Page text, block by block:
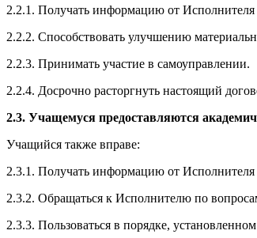
2.2.1. Получать информацию от Исполнителя
2.2.2. Способствовать улучшению
2.2.3. Принимать участие в самоуправлении.
2.2.4. Досрочно расторгнуть настоящий
2.3. Учащемуся предоставляются
Учащийся также вправе:
2.3.1. Получать информацию от Исполнителя
2.3.2. Обращаться к Исполнителю по
2.3.3. Пользоваться в порядке,